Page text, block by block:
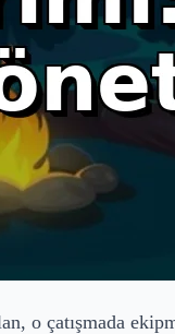
çatışmada